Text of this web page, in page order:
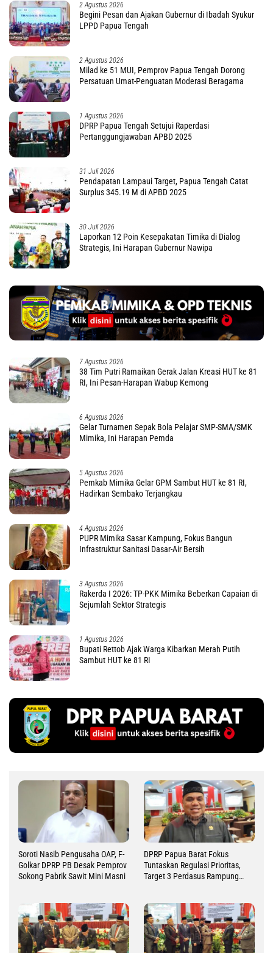
2 Agustus 2026
Begini Pesan dan Ajakan Gubernur di Ibadah Syukur
LPPD Papua Tengah
2 Agustus 2026
Milad ke 51 MUI, Pemprov Papua Tengah Dorong
Persatuan Umat-Penguatan Moderasi Beragama
1 Agustus 2026
DPRP Papua Tengah Setujui Raperdasi
Pertanggungjawaban APBD 2025
31 Juli 2026
Pendapatan Lampaui Target, Papua Tengah Catat
Surplus 345.19 M di APBD 2025
30 Juli 2026
Laporkan 12 Poin Kesepakatan Timika di Dialog
Strategis, Ini Harapan Gubernur Nawipa
7 Agustus 2026
38 Tim Putri Ramaikan Gerak Jalan Kreasi HUT ke 81
RI, Ini Pesan-Harapan Wabup Kemong
6 Agustus 2026
Gelar Turnamen Sepak Bola Pelajar SMP-SMA/SMK
Mimika, Ini Harapan Pemda
5 Agustus 2026
Pemkab Mimika Gelar GPM Sambut HUT ke 81 RI,
Hadirkan Sembako Terjangkau
4 Agustus 2026
PUPR Mimika Sasar Kampung, Fokus Bangun
Infrastruktur Sanitasi Dasar-Air Bersih
3 Agustus 2026
Rakerda I 2026: TP-PKK Mimika Beberkan Capaian di
Sejumlah Sektor Strategis
1 Agustus 2026
Bupati Rettob Ajak Warga Kibarkan Merah Putih
Sambut HUT ke 81 RI
Soroti Nasib Pengusaha OAP, F-
Golkar DPRP PB Desak Pemprov
Sokong Pabrik Sawit Mini Masni
DPRP Papua Barat Fokus
Tuntaskan Regulasi Prioritas,
Target 3 Perdasus Rampung